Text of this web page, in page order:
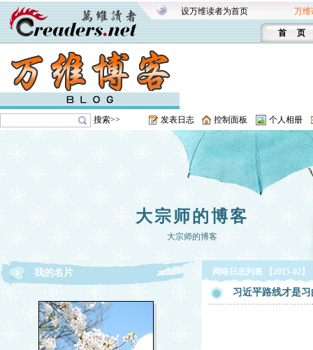
设万维读者为首页 万维
首 页
搜索>> 发表日志 控制面板 个人相册
大宗师的博客
大宗师的博客
我的名片 网络日志列表 【2015-02】
习近平路线才是